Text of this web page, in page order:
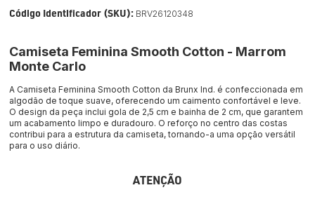
Código Identificador (SKU): BRV26120348
Camiseta Feminina Smooth Cotton - Marrom
Monte Carlo
A Camiseta Feminina Smooth Cotton da Brunx Ind. é confeccionada em
algodão de toque suave, oferecendo um caimento confortável e leve.
O design da peça inclui gola de 2,5 cm e bainha de 2 cm, que garantem
um acabamento limpo e duradouro. O reforço no centro das costas
contribui para a estrutura da camiseta, tornando-a uma opção versátil
para o uso diário.
ATENÇÃO